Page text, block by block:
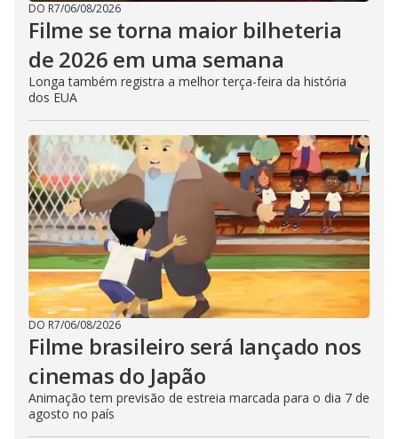
DO R7/06/08/2026
Filme se torna maior bilheteria
de 2026 em uma semana
Longa também registra a melhor terça-feira da história
dos EUA
DO R7/06/08/2026
Filme brasileiro será lançado nos
cinemas do Japão
Animação tem previsão de estreia marcada para o dia 7 de
agosto no país